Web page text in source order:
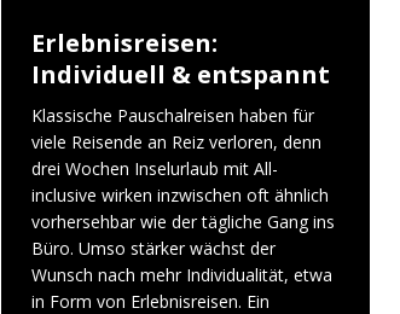
Erlebnisreisen:
Individuell & entspannt
Klassische Pauschalreisen haben für
viele Reisende an Reiz verloren, denn
drei Wochen Inselurlaub mit All-
inclusive wirken inzwischen oft ähnlich
vorhersehbar wie der tägliche Gang ins
Büro. Umso stärker wächst der
Wunsch nach mehr Individualität, etwa
in Form von Erlebnisreisen. Ein